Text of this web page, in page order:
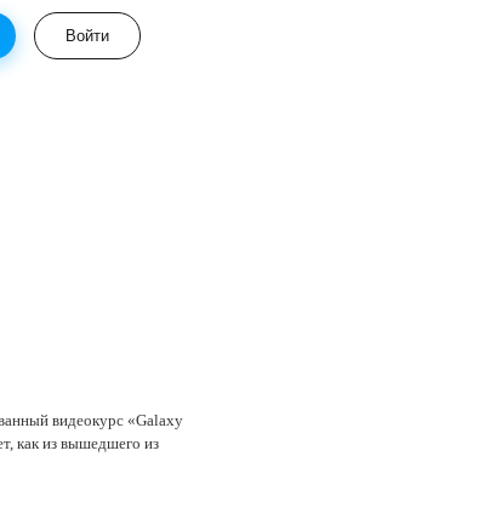
Войти
видеокурс «Galaxy
как из вышедшего из